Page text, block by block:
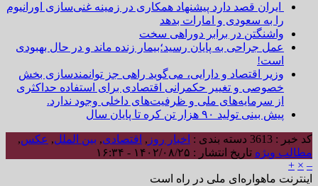
ایران قصد دارد پیشنهاد همکاری در زمینه غنی‌سازی اورانیوم
را به سعودی و امارات بدهد
واشنگتن در برابر دوراهی سخت
عمل جراحی به پایان رسید؛بیمار زنده ماند و در حال بهبودی
است!
وزیر اقتصاد و دارایی، می‌گوید راهی جز توانمندسازی بخش
خصوصی و تغییر حکمرانی اقتصادی برای استفاده حداکثری
از سرمایه‌های ملی و ظرفیت‌های داخلی وجود ندارد.
پیش بینی تولید ۹۰ هزار تن کره تا پایان سال
کد خبر : 3613 دسته بندی : اخبار روز , اقتصادی, بین الملل, عکس,
مطالب ویژه تاریخ انتشار : ۱۴۰۲/۰۸/۲۵ - ۱۶:۳۴
–
×
+
اینترنت ماهواره‌ای ملی در راه است